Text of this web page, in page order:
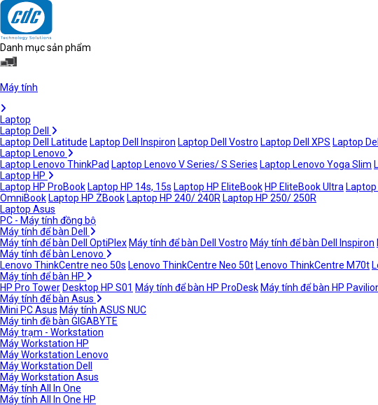
Danh mục sản phẩm
Máy tính
Laptop
Laptop Dell
Laptop Dell Latitude Laptop Dell Inspiron Laptop Dell Vostro Laptop Dell XPS Laptop
Laptop Lenovo
Laptop Lenovo ThinkPad Laptop Lenovo V Series/ S Series Laptop Lenovo Yoga Slim
Laptop HP
Laptop HP ProBook Laptop HP 14s, 15s Laptop HP EliteBook HP EliteBook Ultra
OmniBook Laptop HP ZBook Laptop HP 240/ 240R Laptop HP 250/ 250R
Laptop Asus
PC - Máy tính đồng bộ
Máy tính để bàn Dell
Máy tính để bàn Dell OptiPlex Máy tính để bàn Dell Vostro Máy tính để bàn Dell Inspiron
Máy tính để bàn Lenovo
Lenovo ThinkCentre neo 50s Lenovo ThinkCentre Neo 50t Lenovo ThinkCentre M70t
Máy tính để bàn HP
HP Pro Tower Desktop HP S01 Máy tính để bàn HP ProDesk Máy tính để bàn HP
Máy tính để bàn Asus
Mini PC Asus Máy tính ASUS NUC
Máy tinh đề bàn GIGABYTE
Máy trạm - Workstation
Máy Workstation HP
Máy Workstation Lenovo
Máy Workstation Dell
Máy Workstation Asus
Máy tính All In One
Máy tính All In One HP